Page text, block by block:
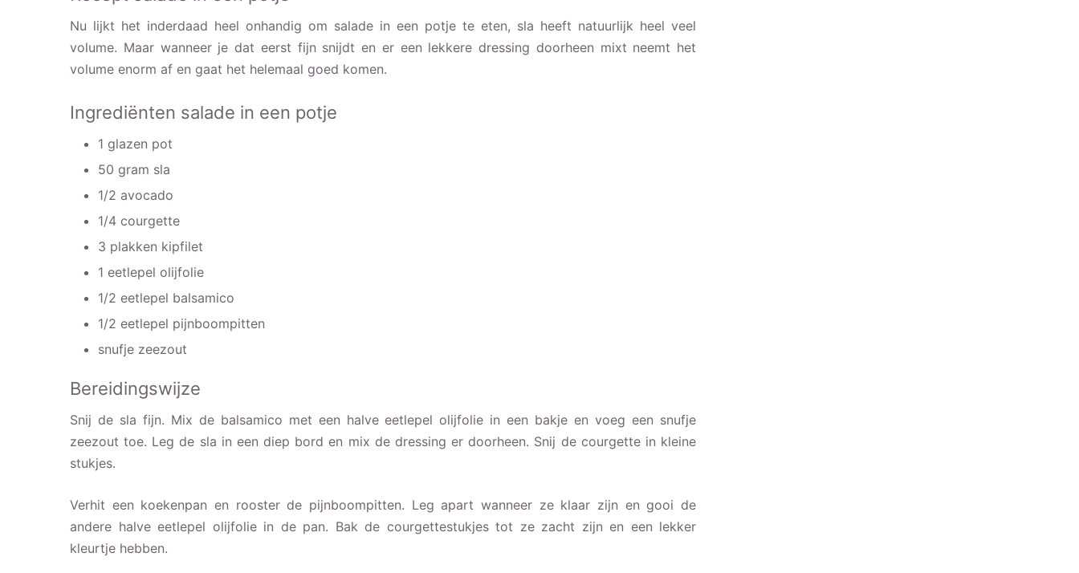
Nu lijkt het inderdaad heel onhandig om salade in een potje te eten, sla heeft natuurlijk heel veel
volume. Maar wanneer je dat eerst fijn snijdt en er een lekkere dressing doorheen mixt neemt het
volume enorm af en gaat het helemaal goed komen.
Ingrediënten salade in een potje
1 glazen pot
50 gram sla
1/2 avocado
1/4 courgette
3 plakken kipfilet
1 eetlepel olijfolie
1/2 eetlepel balsamico
1/2 eetlepel pijnboompitten
snufje zeezout
Bereidingswijze
Snij de sla fijn. Mix de balsamico met een halve eetlepel olijfolie in een bakje en voeg een snufje
zeezout toe. Leg de sla in een diep bord en mix de dressing er doorheen. Snij de courgette in kleine
stukjes.
Verhit een koekenpan en rooster de pijnboompitten. Leg apart wanneer ze klaar zijn en gooi de
andere halve eetlepel olijfolie in de pan. Bak de courgettestukjes tot ze zacht zijn en een lekker
kleurtje hebben.